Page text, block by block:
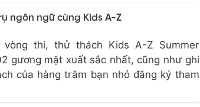
ngôn ngữ cùng Kids A-Z
thi, thử thách Kids A-Z Summer
gương mặt xuất sắc nhất, cũng như ghi
của hàng trăm bạn nhỏ đăng ký tham